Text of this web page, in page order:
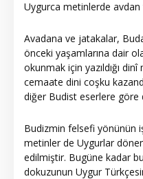
Uygurca metinlerde avdan
Avadana ve jatakalar,
önceki yaşamlarına dair
okunmak için yazıldığı
cemaate dini coşku
diğer Budist eserlere göre
Budizmin felsefi yönünün
metinler de Uygurlar
edilmiştir. Bugüne kadar
dokuzunun Uygur